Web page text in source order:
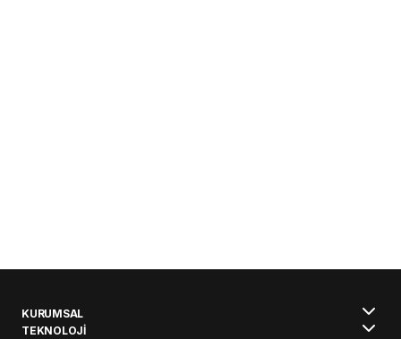
KURUMSAL
TEKNOLOJİ